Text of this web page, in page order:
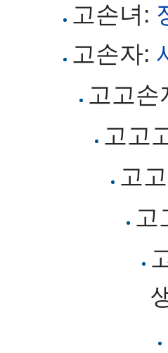
고손녀:
고손자:
고고
고고
고
고